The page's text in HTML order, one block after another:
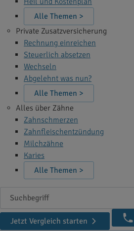
Alle Themen >
Private Zusatzversicherung
Rechnung einreichen
Steuerlich absetzen
Wechseln
Abgelehnt was nun?
Alle Themen >
Alles über Zähne
Zahnschmerzen
Zahnfleischentzündung
Milchzähne
Karies
Alle Themen >
Suchbegriff
Jetzt Vergleich starten